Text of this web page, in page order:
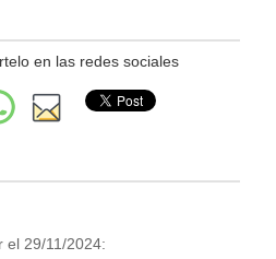
en las redes sociales
el 29/11/2024: